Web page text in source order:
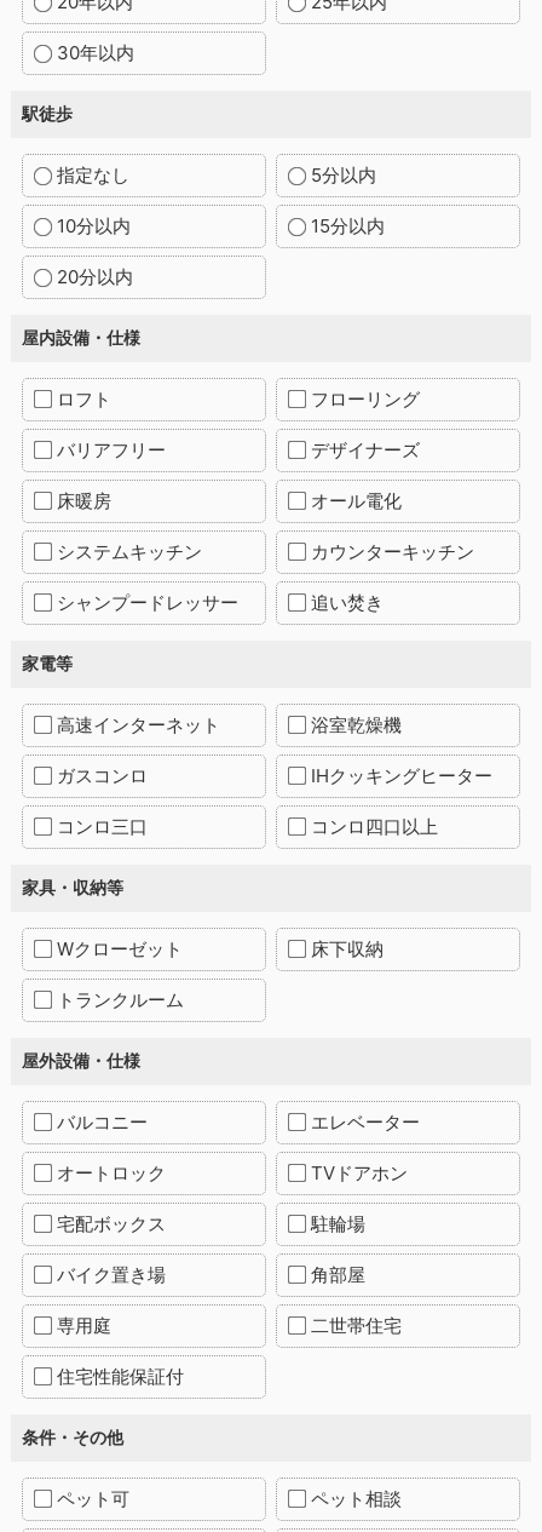
30年以内
駅徒歩
指定なし 5分以内
10分以内 15分以内
20分以内
屋内設備・仕様
ロフト フローリング
バリアフリー デザイナーズ
床暖房 オール電化
システムキッチン カウンターキッチン
シャンプードレッサー 追い焚き
家電等
高速インターネット 浴室乾燥機
ガスコンロ IHクッキングヒーター
コンロ三口 コンロ四口以上
家具・収納等
Wクローゼット 床下収納
トランクルーム
屋外設備・仕様
バルコニー エレベーター
オートロック TVドアホン
宅配ボックス 駐輪場
バイク置き場 角部屋
専用庭 二世帯住宅
住宅性能保証付
条件・その他
ペット可 ペット相談